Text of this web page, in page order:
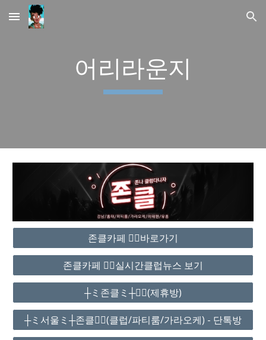
Skip to main content Skip to navigation
어리라운지
존클카페 ❤️‍🔥바로가기
존클카페 ❤️‍🔥실시간클럽뉴스 보기
┼ミ존클ミ┼❤️‍🔥(제휴방)
┼ミ서울ミ┼존클❤️‍🔥(클럽/파티룸/가라오케) - 단톡방